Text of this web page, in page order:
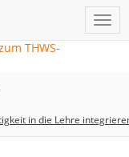
in die Lehre